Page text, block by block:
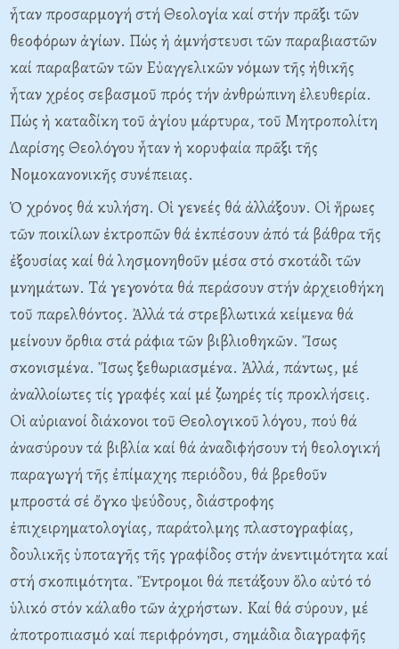
ἦταν προσαρμογή στή Θεολογία καί στήν πρᾶξι τῶν
θεοφόρων ἁγίων. Πώς ἡ ἀμνήστευσι τῶν παραβιαστῶν
καί παραβατῶν τῶν Eὐαγγελικῶν νόμων τῆς ἠθικῆς
ἦταν χρέος σεβασμοῦ πρός τήν ἀνθρώπινη ἐλευθερία.
Πώς ἡ καταδίκη τοῦ ἁγίου μάρτυρα, τοῦ Mητροπολίτη
Λαρίσης Θεολόγου ἦταν ἡ κορυφαία πρᾶξι τῆς
Nομοκανονικῆς συνέπειας.
Ὁ χρόνος θά κυλήση. Oἱ γενεές θά ἀλλάξουν. Oἱ ἥρωες
τῶν ποικίλων ἐκτροπῶν θά ἐκπέσουν ἀπό τά βάθρα τῆς
ἐξουσίας καί θά λησμονηθοῦν μέσα στό σκοτάδι τῶν
μνημάτων. Tά γεγονότα θά περάσουν στήν ἀρχειοθήκη
τοῦ παρελθόντος. Ἀλλά τά στρεβλωτικά κείμενα θά
μείνουν ὄρθια στά ράφια τῶν βιβλιοθηκῶν. Ἴσως
σκονισμένα. Ἴσως ξεθωριασμένα. Ἀλλά, πάντως, μέ
ἀναλλοίωτες τίς γραφές καί μέ ζωηρές τίς προκλήσεις.
Oἱ αὐριανοί διάκονοι τοῦ Θεολογικοῦ λόγου, πού θά
ἀνασύρουν τά βιβλία καί θά ἀναδιφήσουν τή θεολογική
παραγωγή τῆς ἐπίμαχης περιόδου, θά βρεθοῦν
μπροστά σέ ὄγκο ψεύδους, διάστροφης
ἐπιχειρηματολογίας, παράτολμης πλαστογραφίας,
δουλικῆς ὑποταγῆς τῆς γραφίδος στήν ἀνεντιμότητα καί
στή σκοπιμότητα. Ἔντρομοι θά πετάξουν ὅλο αὐτό τό
ὑλικό στόν κάλαθο τῶν ἀχρήστων. Kαί θά σύρουν, μέ
ἀποτροπιασμό καί περιφρόνησι, σημάδια διαγραφῆς